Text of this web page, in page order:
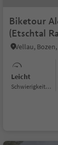
Biketour
(Etschtal
Vellau,
Leicht
Schwierigkeitsgrad